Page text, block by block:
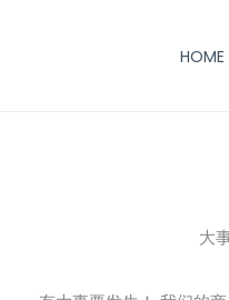
HOME
大